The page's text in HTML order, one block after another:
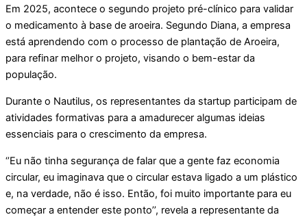
Em 2025, acontece o segundo projeto pré-clínico para validar
o medicamento à base de aroeira. Segundo Diana, a empresa
está aprendendo com o processo de plantação de Aroeira,
para refinar melhor o projeto, visando o bem-estar da
população.
Durante o Nautilus, os representantes da startup participam de
atividades formativas para a amadurecer algumas ideias
essenciais para o crescimento da empresa.
‘’Eu não tinha segurança de falar que a gente faz economia
circular, eu imaginava que o circular estava ligado a um plástico
e, na verdade, não é isso. Então, foi muito importante para eu
começar a entender este ponto’’, revela a representante da